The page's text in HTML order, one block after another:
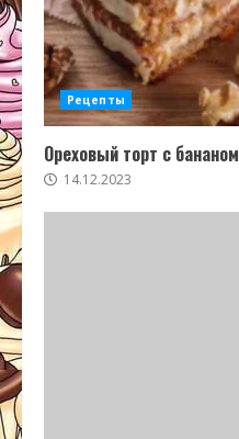
Рецепты
Ореховый торт с бананом
14.12.2023